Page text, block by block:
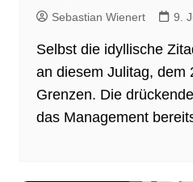
Sebastian Wienert 9.
Selbst die idyllische
an diesem Julitag, dem
Grenzen. Die
das Management